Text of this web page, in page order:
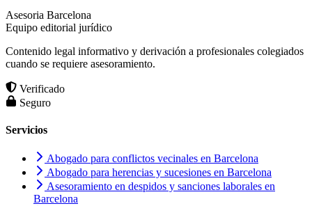
Asesoria Barcelona
Equipo editorial jurídico
Contenido legal informativo y derivación a profesionales colegiados
cuando se requiere asesoramiento.
Verificado
Seguro
Servicios
Abogado para conflictos vecinales en Barcelona
Abogado para herencias y sucesiones en Barcelona
Asesoramiento en despidos y sanciones laborales en
Barcelona